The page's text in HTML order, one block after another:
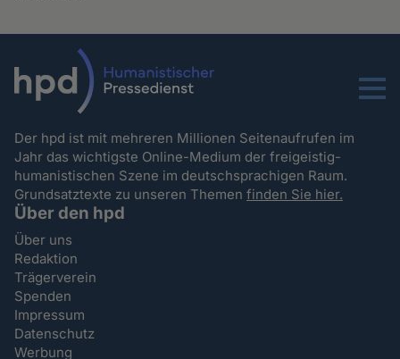
Menu
Der hpd ist mit mehreren Millionen Seitenaufrufen im
Jahr das wichtigste Online-Medium der freigeistig-
humanistischen Szene im deutschsprachigen Raum.
Grundsatztexte zu unseren Themenfinden Sie hier.
Über den hpd
Über uns
Redaktion
Trägerverein
Spenden
Impressum
Datenschutz
Werbung